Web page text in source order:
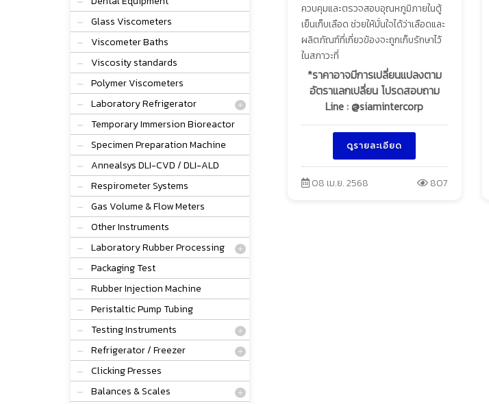
Glass Viscometers
Viscometer Baths
Viscosity standards
Polymer Viscometers
Laboratory Refrigerator
Temporary Immersion Bioreactor
Specimen Preparation Machine
Annealsys DLI-CVD / DLI-ALD
Respirometer Systems
Gas Volume & Flow Meters
Other Instruments
Laboratory Rubber Processing
Packaging Test
Rubber Injection Machine
Peristaltic Pump Tubing
Testing Instruments
Refrigerator / Freezer
Clicking Presses
Balances & Scales
ควบคุมและตรวจสอบอุณหภูมิภายในตู้
เย็นเก็บเลือด ช่วยให้มั่นใจได้ว่าเลือดและ
ผลิตภัณฑ์ที่เกี่ยวข้องจะถูกเก็บรักษาไว้
ในสภาวะที่
*ราคาอาจมีการเปลี่ยนแปลงตาม
อัตราแลกเปลี่ยน โปรดสอบถาม
Line : @siamintercorp
ดูรายละเอียด
08 เม.ย. 2568 807